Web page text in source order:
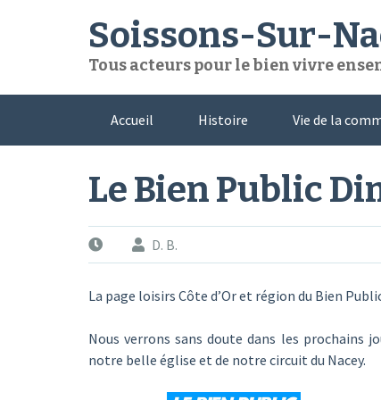
Soissons-Sur-
Tous acteurs pour le bien vivre
Accueil Histoire Vie de la
Le Bien Public
D. B.
La page loisirs Côte d’Or et région du Bien
Nous verrons sans doute dans les prochains
notre belle église et de notre circuit du Nacey.